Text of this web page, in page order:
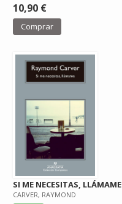
10,90 €
Comprar
SI ME NECESITAS, LLÁMAME
CARVER, RAYMOND